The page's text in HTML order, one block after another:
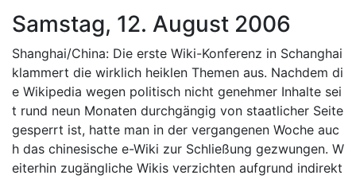
Samstag, 12. August 2006
Shanghai/China: Die erste Wiki-Konferenz in Schanghai
klammert die wirklich heiklen Themen aus. Nachdem di
e Wikipedia wegen politisch nicht genehmer Inhalte sei
t rund neun Monaten durchgängig von staatlicher Seite
gesperrt ist, hatte man in der vergangenen Woche auc
h das chinesische e-Wiki zur Schließung gezwungen. W
eiterhin zugängliche Wikis verzichten aufgrund indirekt